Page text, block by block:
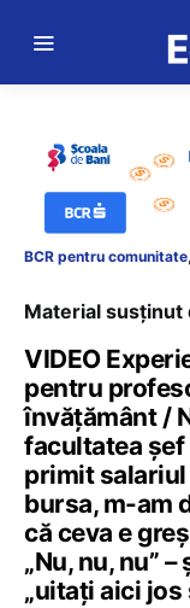
BCR pentru comunitate
Material susținut
VIDEO
pentru
învățământ /
facultatea șef
primit salariul
bursa, m-am
că ceva e
„Nu, nu, nu”
„uitați aici jos